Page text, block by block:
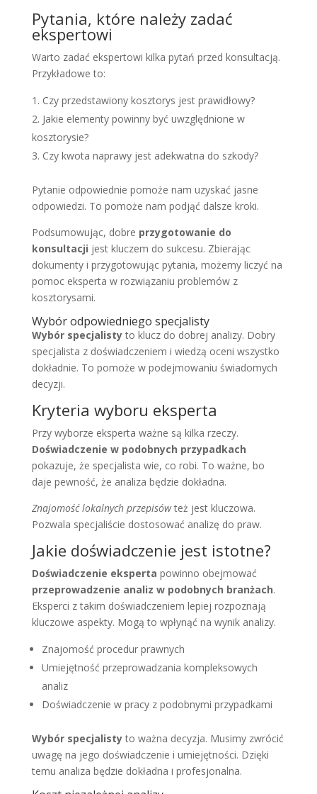
Pytania, które należy zadać
ekspertowi
Warto zadać ekspertowi kilka pytań przed konsultacją.
Przykładowe to:
Czy przedstawiony kosztorys jest prawidłowy?
Jakie elementy powinny być uwzględnione w
kosztorysie?
Czy kwota naprawy jest adekwatna do szkody?
Pytanie odpowiednie pomoże nam uzyskać jasne
odpowiedzi. To pomoże nam podjąć dalsze kroki.
Podsumowując, dobre przygotowanie do
konsultacji jest kluczem do sukcesu. Zbierając
dokumenty i przygotowując pytania, możemy liczyć na
pomoc eksperta w rozwiązaniu problemów z
kosztorysami.
Wybór odpowiedniego specjalisty
Wybór specjalistyto klucz do dobrej analizy. Dobry
specjalista z doświadczeniem i wiedzą oceni wszystko
dokładnie. To pomoże w podejmowaniu świadomych
decyzji.
Kryteria wyboru eksperta
Przy wyborze eksperta ważne są kilka rzeczy.
Doświadczenie w podobnych przypadkach
pokazuje, że specjalista wie, co robi. To ważne, bo
daje pewność, że analiza będzie dokładna.
Znajomość lokalnych przepisówteż jest kluczowa.
Pozwala specjaliście dostosować analizę do praw.
Jakie doświadczenie jest istotne?
Doświadczenie eksperta powinno obejmować
przeprowadzenie analiz w podobnych branżach.
Eksperci z takim doświadczeniem lepiej rozpoznają
kluczowe aspekty. Mogą to wpłynąć na wynik analizy.
Znajomość procedur prawnych
Umiejętność przeprowadzania kompleksowych
analiz
Doświadczenie w pracy z podobnymi przypadkami
Wybór specjalistyto ważna decyzja. Musimy zwrócić
uwagę na jego doświadczenie i umiejętności. Dzięki
temu analiza będzie dokładna i profesjonalna.